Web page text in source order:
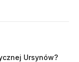
Ursynów?